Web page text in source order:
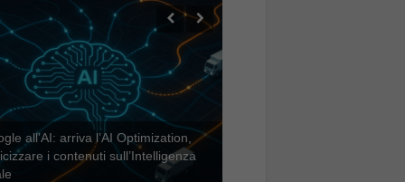
all’AI: arriva l’AI Optimization,
i contenuti sull’Intelligenza